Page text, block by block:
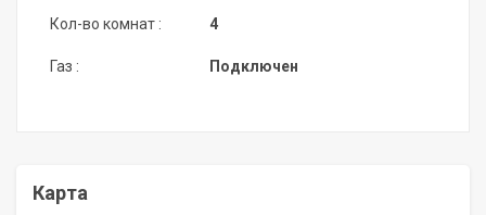
Кол-во комнат :
Газ :
4
Подключен
Карта